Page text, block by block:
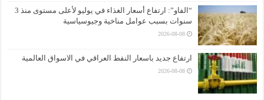
“الفاو”: ارتفاع أسعار الغذاء في يوليو لأعلى مستوى منذ 3
سنوات بسبب عوامل مناخية وجيوسياسية
2026-08-08
ارتفاع جديد باسعار النفط العراقي في الاسواق العالمية
2026-08-08